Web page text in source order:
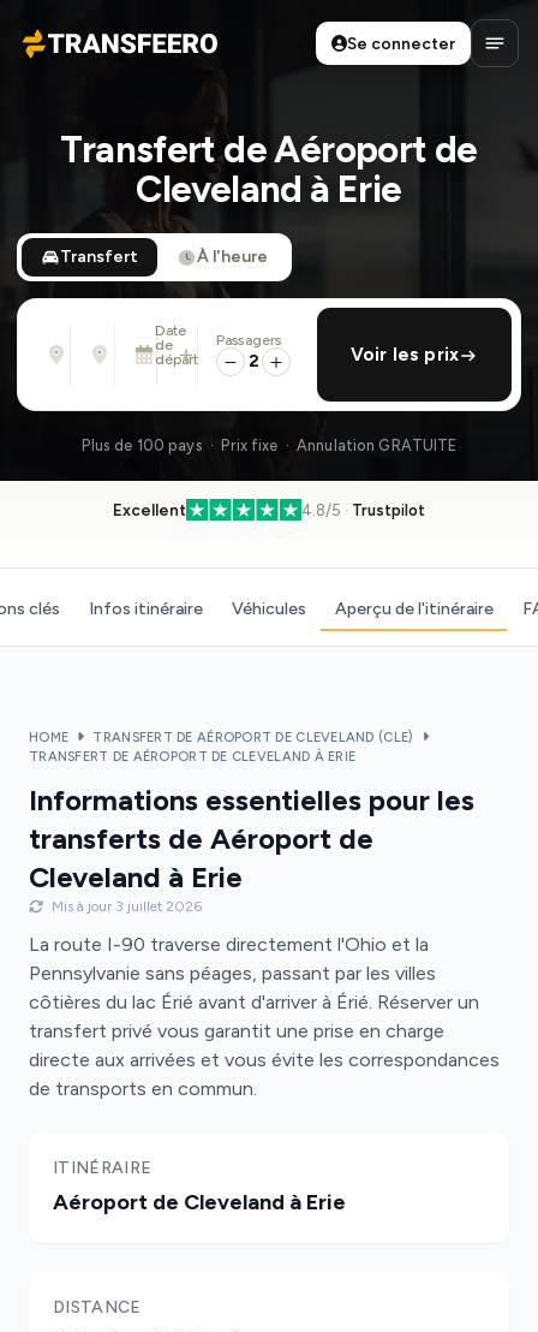
Transfeero
Se connecter
Transfert de Aéroport de
Cleveland à Erie
Transfert À l'heure
Adresse, aéroport, hôtel, ...
Adresse, aéroport, hôtel, ...
Date
de
départ
Mar. 11 Août · 01:45 PM
ajouter retour
Passagers
2 Voir les prix
Plus de 100 pays · Prix fixe · Annulation GRATUITE
Excellent 4.8/5 · Trustpilot
clés Infos itinéraire Véhicules Aperçu de l'itinéraire
HOME
TRANSFERT DE AÉROPORT DE CLEVELAND (CLE)
TRANSFERT DE AÉROPORT DE CLEVELAND À ERIE
Informations essentielles pour les
transferts de Aéroport de
Cleveland à Erie
Mis à jour 3 juillet 2026
La route I-90 traverse directement l'Ohio et la
Pennsylvanie sans péages, passant par les villes
côtières du lac Érié avant d'arriver à Érié. Réserver un
transfert privé vous garantit une prise en charge
directe aux arrivées et vous évite les correspondances
de transports en commun.
ITINÉRAIRE
Aéroport de Cleveland à Erie
DISTANCE